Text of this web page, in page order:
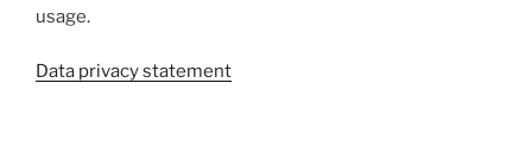
usage.
Data privacy statement